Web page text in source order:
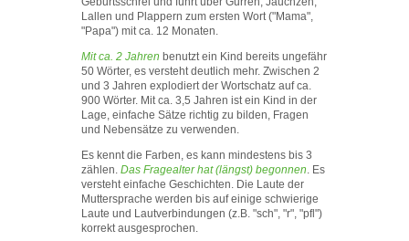
Lallen und Plappern zum ersten Wort ("Mama",
"Papa") mit ca. 12 Monaten.
Mit ca. 2 Jahren benutzt ein Kind bereits ungefähr
50 Wörter, es versteht deutlich mehr. Zwischen 2
und 3 Jahren explodiert der Wortschatz auf ca.
900 Wörter. Mit ca. 3,5 Jahren ist ein Kind in der
Lage, einfache Sätze richtig zu bilden, Fragen
und Nebensätze zu verwenden.
Es kennt die Farben, es kann mindestens bis 3
zählen. Das Fragealter hat (längst) begonnen . Es
versteht einfache Geschichten. Die Laute der
Muttersprache werden bis auf einige schwierige
Laute und Lautverbindungen (z.B. "sch", "r", "pfl")
korrekt ausgesprochen.